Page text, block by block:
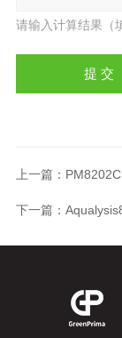
请输入计算结果（
上一篇：
下一篇：